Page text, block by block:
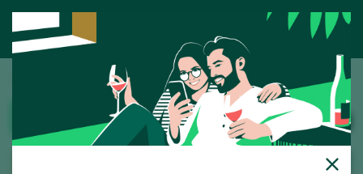
Weintourismus / Baldovar 923